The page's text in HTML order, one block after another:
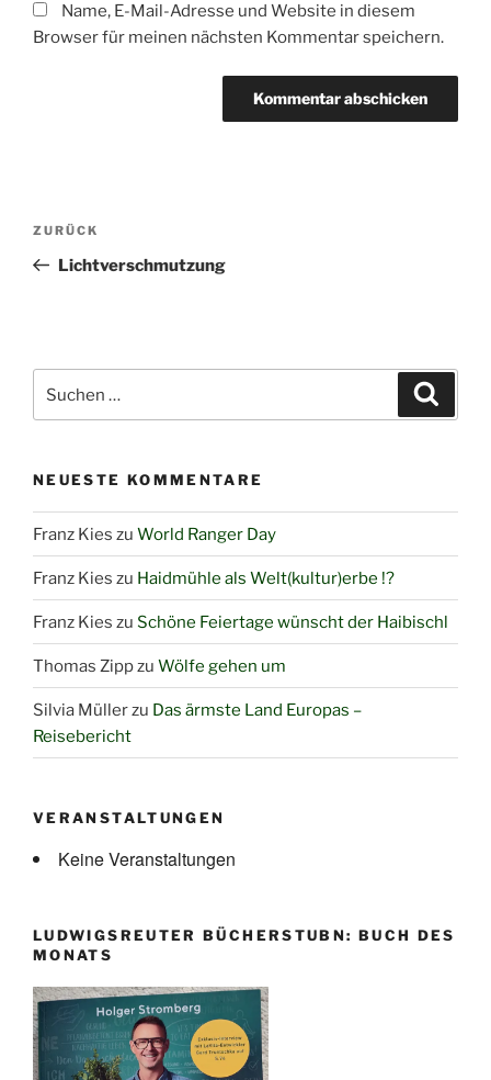
Name, E-Mail-Adresse und Website in diesem
Browser für meinen nächsten Kommentar speichern.
Beitragsnavigation
Vorheriger
Beitrag
ZURÜCK
Lichtverschmutzung
nach:
NEUESTE KOMMENTARE
Franz Kies zu World Ranger Day
Franz Kies zu Haidmühle als Welt(kultur)erbe !?
Franz Kies zu Schöne Feiertage wünscht der Haibischl
Thomas Zippzu Wölfe gehen um
Silvia Müllerzu Das ärmste Land Europas –
Reisebericht
VERANSTALTUNGEN
Keine Veranstaltungen
LUDWIGSREUTER BÜCHERSTUBN: BUCH DES
MONATS